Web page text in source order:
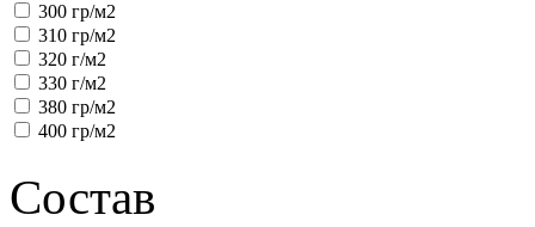
300 гр/м2
310 гр/м2
320 г/м2
330 г/м2
380 гр/м2
400 гр/м2
Состав